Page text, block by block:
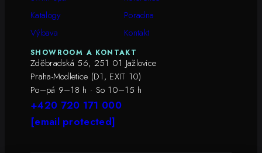
Katalogy
Výbava
Poradna
Kontakt
SHOWROOM A KONTAKT
Zděbradská 56, 251 01 Jažlovice
Praha-Modletice (D1, EXIT 10)
Po–pá 9–18 h · So 10–15 h
+420 720 171 000
[email protected]